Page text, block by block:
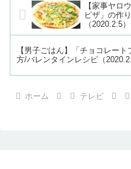
【家事ヤロ
ピザ」の作
（2020.2.5）
【男子ごはん】「チョコレート
方/バレンタインレシピ（
ホーム テレビ